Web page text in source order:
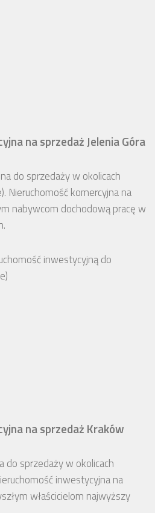
na sprzedaż Jelenia Góra
do sprzedaży w okolicach
Nieruchomość komercyjna na
nabywcom dochodową pracę w
na sprzedaż Kraków
do sprzedaży w okolicach
inwestycyjna na
właścicielom najwyższy